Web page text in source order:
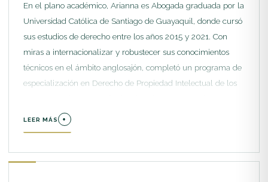
legal. Sus inicios profesionales incluyen el cargo de Asistente
Legal en Consultier Tax & Corp. durante un año, entre 2019
y 2020, y funciones en el área legal de ACGROUP
LOGISTICS desde enero de 2018 hasta enero de 2019. Esta
experiencia integral la posiciona como una experta
transfronteriza en la protección y expansión internacional de
En el plano académico, Arianna es Abogada graduada por la
Universidad Católica de Santiago de Guayaquil, donde cursó
sus estudios de derecho entre los años 2015 y 2021. Con
miras a internacionalizar y robustecer sus conocimientos
técnicos en el ámbito anglosajón, completó un programa de
especialización en Derecho de Propiedad Intelectual de los
Adicionalmente, expandió su formación jurídica europea al
cursar un Grado en Derecho en la Universidad Internacional
septiembre de 2026. Este sólido bagaje educativo le permite
LEER MÁS +